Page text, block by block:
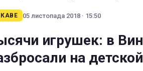
05 листопада 2018 · 15:50
игрушек: в
на